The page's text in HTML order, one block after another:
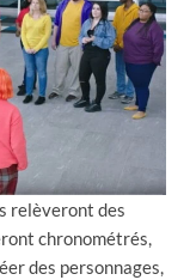
relèveront des
chronométrés,
des personnages,